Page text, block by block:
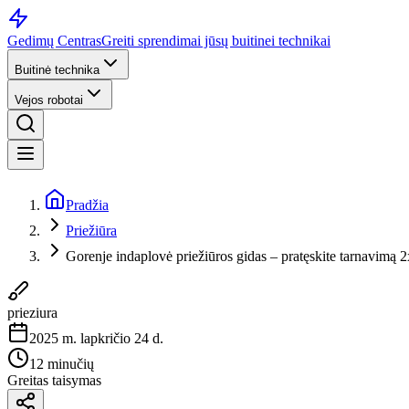
Gedimų CentrasGreiti sprendimai jūsų buitinei technikai
Buitinė technika
Vejos robotai
Pradžia
Priežiūra
Gorenje indaplovė priežiūros gidas – pratęskite tarnavimą
prieziura
2025 m. lapkričio 24 d.
12 minučių
Greitas taisymas